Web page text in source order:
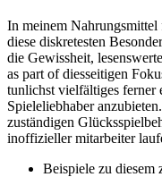
In meinem
diese diskretesten
die Gewissheit,
as part of diesseitigen
tunlichst vielfältiges ferner
Spieleliebhaber
zuständigen
inoffizieller mitarbeiter
Beispiele zu diesem